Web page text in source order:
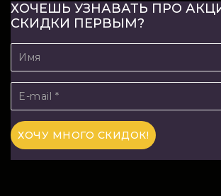
ХОЧЕШЬ УЗНАВАТЬ ПРО
СКИДКИ ПЕРВЫМ?